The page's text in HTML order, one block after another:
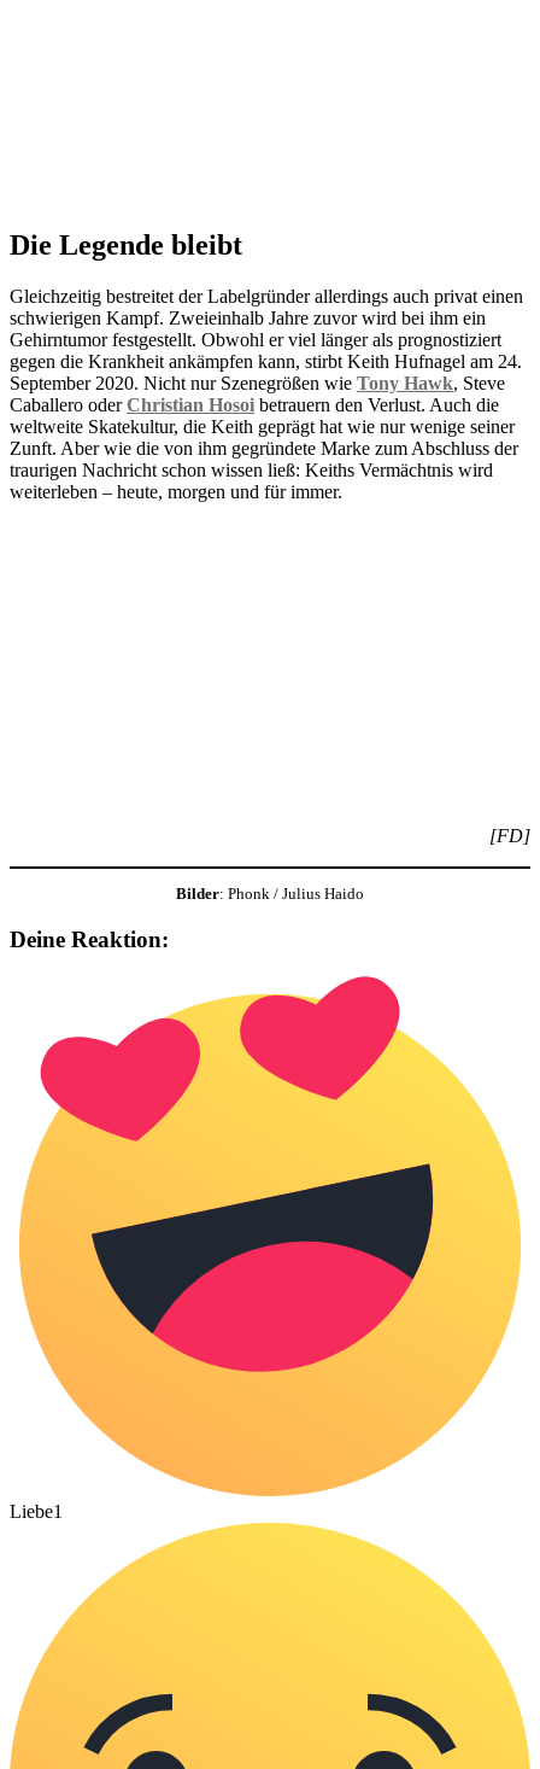
Die Legende bleibt
Gleichzeitig bestreitet der Labelgründer allerdings auch privat einen
schwierigen Kampf. Zweieinhalb Jahre zuvor wird bei ihm ein
Gehirntumor festgestellt. Obwohl er viel länger als prognostiziert
gegen die Krankheit ankämpfen kann, stirbt Keith Hufnagel am 24.
September 2020. Nicht nur Szenegrößen wie Tony Hawk, Steve
Caballero oderChristian Hosoi betrauern den Verlust. Auch die
weltweite Skatekultur, die Keith geprägt hat wie nur wenige seiner
Zunft. Aber wie die von ihm gegründete Marke zum Abschluss der
traurigen Nachricht schon wissen ließ: Keiths Vermächtnis wird
weiterleben – heute, morgen und für immer.
[FD]
Bilder: Phonk / Julius Haido
Deine Reaktion:
Liebe1